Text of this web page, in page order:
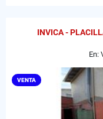
INVICA -
En:
VENTA